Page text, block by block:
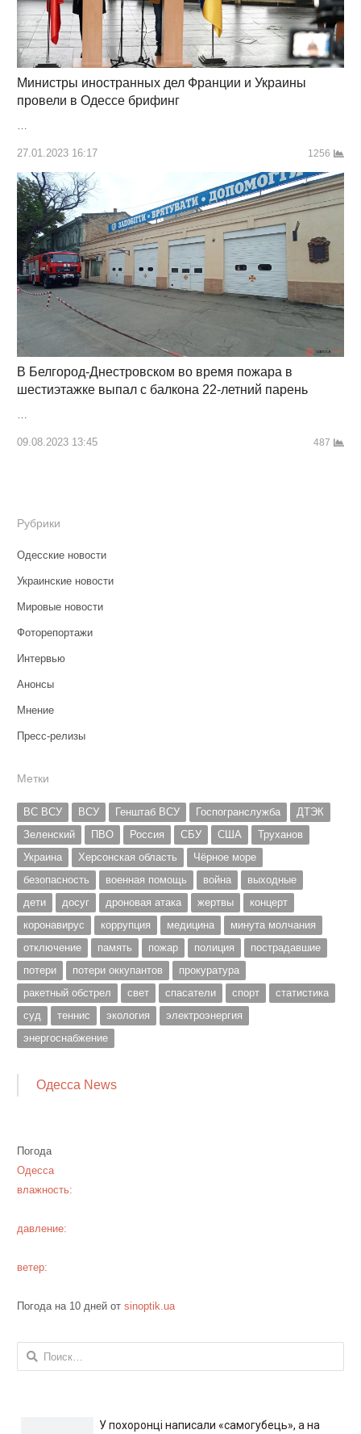
Министры иностранных дел Франции и Украины
провели в Одессе брифинг
27.01.2023 16:17 1256
В Белгород-Днестровском во время пожара в
шестиэтажке выпал с балкона 22-летний парень
09.08.2023 13:45 487
Рубрики
Одесские новости
Украинские новости
Мировые новости
Фоторепортажи
Интервью
Анонсы
Мнение
Пресс-релизы
Метки
ВС ВСУ ВСУ Генштаб ВСУ Госпогранслужба
ДТЭК
Зеленский
ПВО Россия СБУ США
Труханов
Украина
Херсонская область
Чёрное море
безопасность
военная помощь война
выходные
дети
досуг дроновая атака жертвы
концерт
коронавирус
коррупция медицина
минута молчания
отключение
память пожар полиция
пострадавшие
потери
потери оккупантов
прокуратура
ракетный обстрел
свет спасатели спорт
статистика
суд
теннис экология
электроэнергия
энергоснабжение
Одесса News
Погода
Одесса
влажность:
давление:
ветер:
Погода на 10 дней от sinoptik.ua
Найти:
У похоронці написали «самогубець», а на